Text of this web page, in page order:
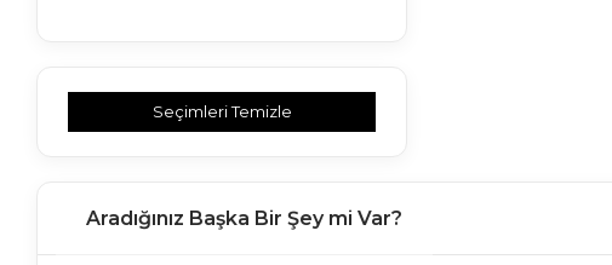
Seçimleri Temizle
Aradığınız Başka Bir Şey mi Var?